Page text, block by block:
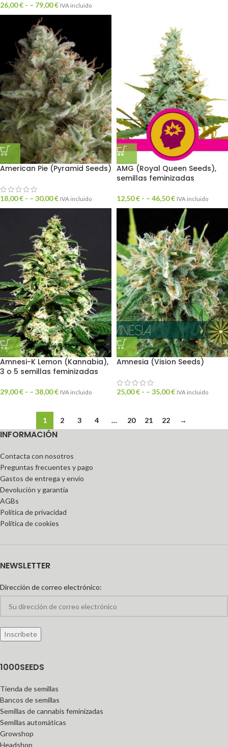
26,00€ - – 79,00€ IVA incluido
American Pie (Pyramid Seeds)
18,00€ - – 30,00€ IVA incluido
AMG (Royal Queen Seeds),
semillas feminizadas
12,50€ - – 46,50€ IVA incluido
Amnesi-K Lemon (Kannabia),
3 o 5 semillas feminizadas
29,00€ - – 38,00€ IVA incluido
Amnesia (Vision Seeds)
25,00€ - – 35,00€ IVA incluido
1 2 3 4 … 20 21 22 →
INFORMACIÓN
Contacta con nosotros
Preguntas frecuentes y pago
Gastos de entrega y envío
Devolución y garantía
AGBs
Política de privacidad
Política de cookies
NEWSLETTER
Dirección de correo electrónico:
1000SEEDS
Tienda de semillas
Bancos de semillas
Semillas de cannabis feminizadas
Semillas automáticas
Growshop
Headshop